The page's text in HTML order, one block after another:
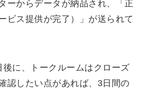
ーからデータが納品され、「正
ビス提供が完了）」が送られて
後に、トークルームはクローズ
認したい点があれば、3日間の